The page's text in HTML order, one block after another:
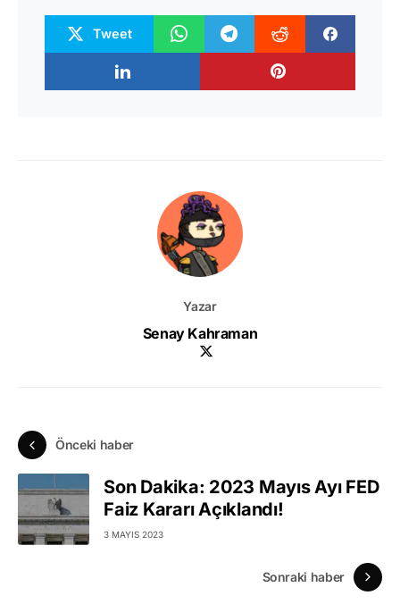
Tweet
Yazar
Senay Kahraman
Önceki haber
Son Dakika: 2023 Mayıs Ayı FED
Faiz Kararı Açıklandı!
3 MAYIS 2023
Sonraki haber